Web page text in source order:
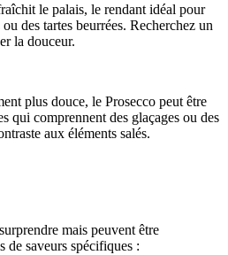
le palais, le rendant idéal pour
des tartes beurrées. Recherchez un
la douceur.
plus douce, le Prosecco peut être
qui comprennent des glaçages ou des
aux éléments salés.
mais peuvent être
de saveurs spécifiques :